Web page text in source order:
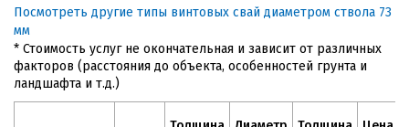
Посмотреть другие типы винтовых свай диаметром ствола 73
мм
* Стоимость услуг не окончательная и зависит от различных
факторов (расстояния до объекта, особенностей грунта и
ландшафта и т.д.)